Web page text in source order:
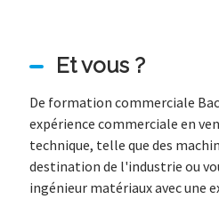
Et vous ?
De formation commerciale
expérience commerciale en
technique, telle que des
destination de l'industrie ou
ingénieur matériaux avec une